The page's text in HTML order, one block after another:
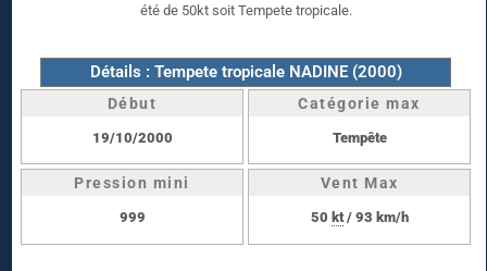
été de 50kt soit Tempete tropicale.
Détails : Tempete tropicale NADINE (2000)
Début
19/10/2000
Catégorie max
Tempête
Pression mini
999
Vent Max
50 kt/ 93 km/h